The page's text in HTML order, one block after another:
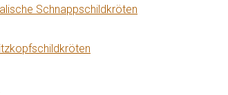
Schnappschildkröten